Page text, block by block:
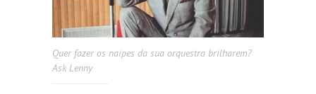
Quer fazer os naipes da sua orquestra brilharem?
Ask Lenny